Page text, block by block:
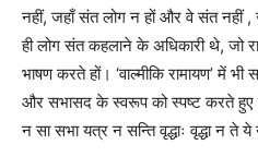
नहीं, जहाँ संत लोग न हों और वे संत नहीं ,
ही लोग संत कहलाने के अधिकारी थे, जो
भाषण करते हों। ‘वाल्मीकि रामायण’ में
और सभासद के स्वरूप को स्पष्ट करते हुए
न सा सभा यत्र न सन्ति वृद्धाः वृद्धा न ते ये